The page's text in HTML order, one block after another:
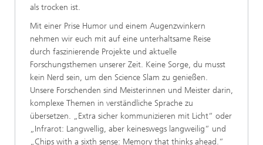
als trocken ist.
Mit einer Prise Humor und einem Augenzwinkern
nehmen wir euch mit auf eine unterhaltsame Reise
durch faszinierende Projekte und aktuelle
Forschungsthemen unserer Zeit. Keine Sorge, du musst
kein Nerd sein, um den Science Slam zu genießen.
Unsere Forschenden sind Meisterinnen und Meister darin,
komplexe Themen in verständliche Sprache zu
übersetzen. „Extra sicher kommunizieren mit Licht“ oder
„Infrarot: Langwellig, aber keineswegs langweilig“ und
„Chips with a sixth sense: Memory that thinks ahead.“